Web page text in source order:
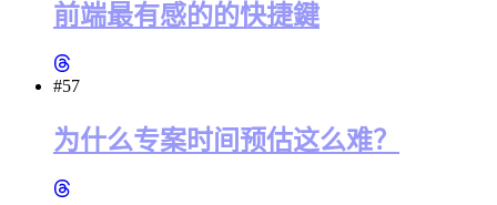
前端最有感的的快捷鍵
#57
为什么专案时间预估这么难？